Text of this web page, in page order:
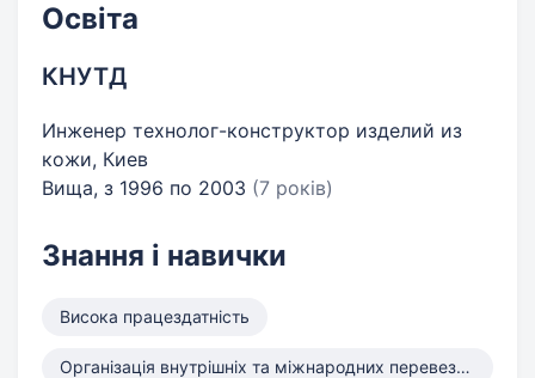
Освіта
КНУТД
Инженер технолог-конструктор изделий из
кожи, Киев
Вища, з 1996 по 2003 (7 років)
Знання і навички
Висока працездатність
Організація внутрішніх та міжнародних перевезень.